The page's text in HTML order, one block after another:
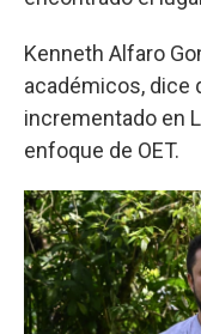
Kenneth Alfaro
académicos, dice
incrementado en
enfoque de OET.